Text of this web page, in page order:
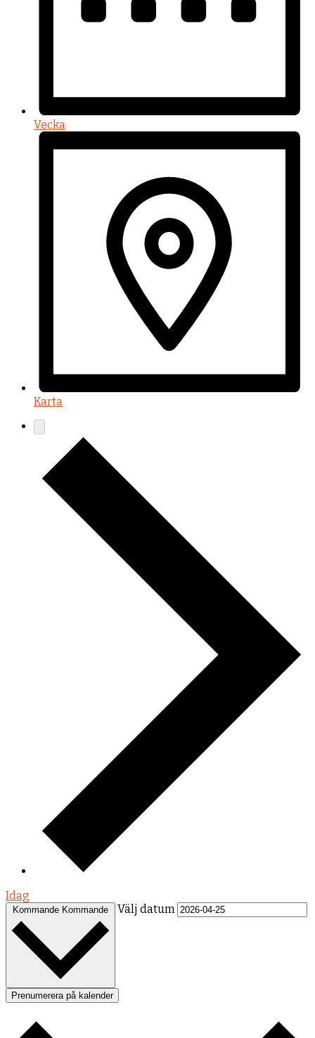
Vecka
Karta
Idag
Kommande Kommande Välj datum
Prenumerera på kalender